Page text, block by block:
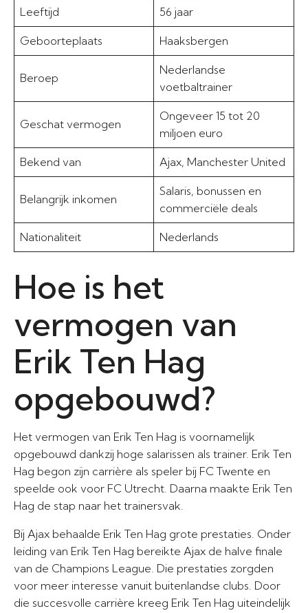
Leeftijd 56 jaar
Geboorteplaats Haaksbergen
Beroep
Nederlandse
voetbaltrainer
Geschat vermogen
Ongeveer 15 tot 20
miljoen euro
Bekend van Ajax, Manchester United
Belangrijk inkomen
Salaris, bonussen en
commerciële deals
Nationaliteit Nederlands
Hoe is het
vermogen van
Erik Ten Hag
opgebouwd?
Het vermogen van Erik Ten Hag is voornamelijk
opgebouwd dankzij hoge salarissen als trainer. Erik Ten
Hag begon zijn carrière als speler bij FC Twente en
speelde ook voor FC Utrecht. Daarna maakte Erik Ten
Hag de stap naar het trainersvak.
Bij Ajax behaalde Erik Ten Hag grote prestaties. Onder
leiding van Erik Ten Hag bereikte Ajax de halve finale
van de Champions League. Die prestaties zorgden
voor meer interesse vanuit buitenlandse clubs. Door
die succesvolle carrière kreeg Erik Ten Hag uiteindelijk